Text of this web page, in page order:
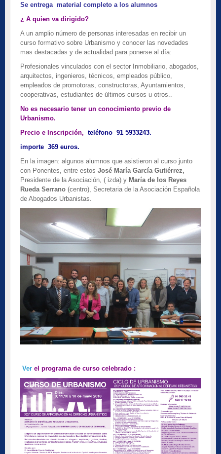
Se entrega material completo a los alumnos
¿ A quien va dirigido?
A un amplio número de personas interesadas en recibir un
curso formativo sobre Urbanismo y conocer las novedades
mas destacadas y de actualidad para ponerse al día:
Profesionales vinculados con el sector Inmobiliario, abogados,
arquitectos, ingenieros, técnicos, empleados público,
empleados de promotoras, constructoras, Ayuntamientos,
cooperativas, estudiantes de últimos cursos u otros..
No es necesario tener un conocimiento previo de
Urbanismo.
Precio e Inscripción, teléfono 91 5933243.
importe 369 euros.
En la imagen: algunos alumnos que asistieron al curso junto
con Ponentes, entre estos José María García Gutiérrez,
Presidente de la Asociación, ( izda) y María de los Reyes
Rueda Serrano (centro), Secretaria de la Asociación Española
de Abogados Urbanistas.
Ver el programa de curso celebrado :